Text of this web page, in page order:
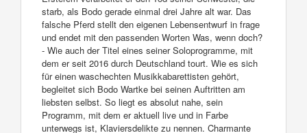
starb, als Bodo gerade einmal drei Jahre alt war. Das
falsche Pferd stellt den eigenen Lebensentwurf in frage
und endet mit den passenden Worten Was, wenn doch?
- Wie auch der Titel eines seiner Soloprogramme, mit
dem er seit 2016 durch Deutschland tourt. Wie es sich
für einen waschechten Musikkabarettisten gehört,
begleitet sich Bodo Wartke bei seinen Auftritten am
liebsten selbst. So liegt es absolut nahe, sein
Programm, mit dem er aktuell live und in Farbe
unterwegs ist, Klaviersdelikte zu nennen. Charmante